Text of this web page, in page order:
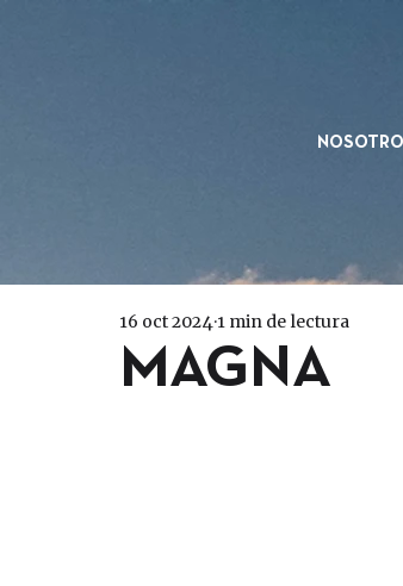
MAGNA
16 oct 2024 1 min de lectura